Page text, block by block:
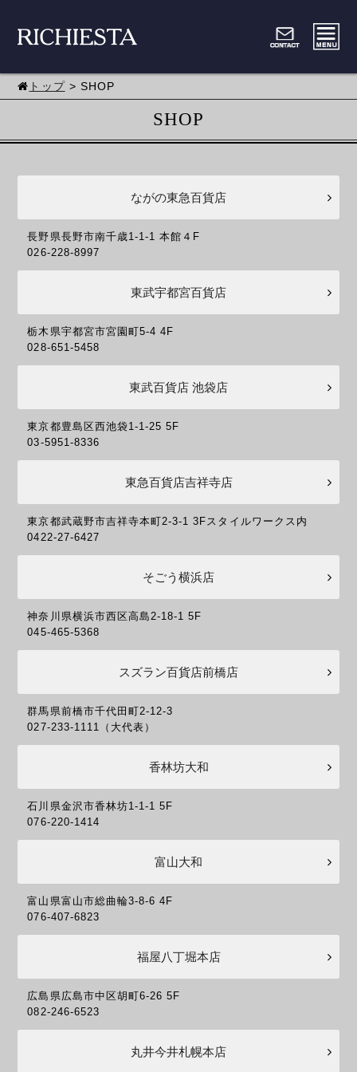
トップ> SHOP
SHOP
ながの東急百貨店
長野県長野市南千歳1-1-1 本館４F
026-228-8997
東武宇都宮百貨店
栃木県宇都宮市宮園町5-4 4F
028-651-5458
東武百貨店 池袋店
東京都豊島区西池袋1-1-25 5F
03-5951-8336
東急百貨店吉祥寺店
東京都武蔵野市吉祥寺本町2-3-1 3Fスタイルワークス内
0422-27-6427
そごう横浜店
神奈川県横浜市西区高島2-18-1 5F
045-465-5368
スズラン百貨店前橋店
群馬県前橋市千代田町2-12-3
027-233-1111（大代表）
香林坊大和
石川県金沢市香林坊1-1-1 5F
076-220-1414
富山大和
富山県富山市総曲輪3-8-6 4F
076-407-6823
福屋八丁堀本店
広島県広島市中区胡町6-26 5F
082-246-6523
丸井今井札幌本店